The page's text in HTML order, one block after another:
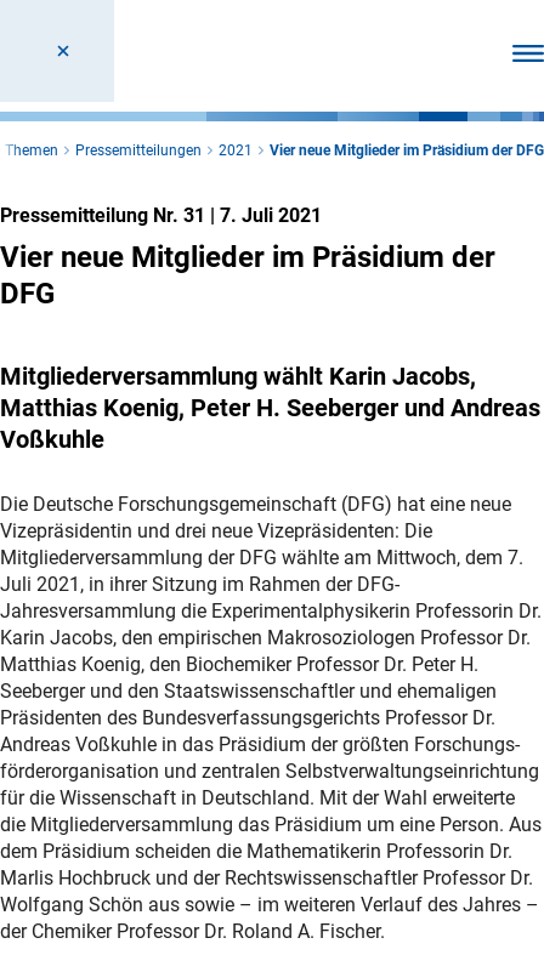
Themen Pressemitteilungen 2021 Vier neue Mitglieder im Präsidium der DFG
Pressemitteilung Nr. 31 | 7. Juli 2021
Vier neue Mitglieder im Präsidium der
DFG
Mitgliederversammlung wählt Karin Jacobs,
Matthias Koenig, Peter H. Seeberger und Andreas
Voßkuhle
Die Deutsche Forschungsgemeinschaft (DFG) hat eine neue
Vizepräsidentin und drei neue Vizepräsidenten: Die
Mitgliederversammlung der DFG wählte am Mittwoch, dem 7.
Juli 2021, in ihrer Sitzung im Rahmen der DFG-
Jahresversammlung die Experimentalphysikerin Professorin Dr.
Karin Jacobs, den empirischen Makrosoziologen Professor Dr.
Matthias Koenig, den Biochemiker Professor Dr. Peter H.
Seeberger und den Staatswissenschaftler und ehemaligen
Präsidenten des Bundesverfassungsgerichts Professor Dr.
Andreas Voßkuhle in das Präsidium der größten Forschungs-
förderorganisation und zentralen Selbstverwaltungseinrichtung
für die Wissenschaft in Deutschland. Mit der Wahl erweiterte
die Mitgliederversammlung das Präsidium um eine Person. Aus
dem Präsidium scheiden die Mathematikerin Professorin Dr.
Marlis Hochbruck und der Rechtswissenschaftler Professor Dr.
Wolfgang Schön aus sowie – im weiteren Verlauf des Jahres –
der Chemiker Professor Dr. Roland A. Fischer.